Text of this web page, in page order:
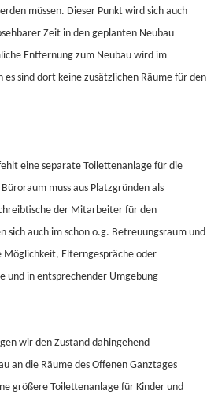
müssen. Dieser Punkt wird sich auch
Zeit in den geplanten Neubau
Entfernung zum Neubau wird im
sind dort keine zusätzlichen Räume für den
eine separate Toilettenanlage für die
muss aus Platzgründen als
der Mitarbeiter für den
sich auch im schon o.g. Betreuungsraum und
Elterngespräche oder
und in entsprechender Umgebung
wir den Zustand dahingehend
an die Räume des Offenen Ganztages
größere Toilettenanlage für Kinder und